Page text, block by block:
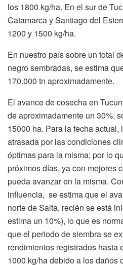
los 1800 kg/ha. En el sur de
Catamarca y Santiago del
1200 y 1500 kg/ha.
En nuestro país sobre un total
negro sembradas, se estima
170.000 tn aproximadamente.
El avance de cosecha en
de aproximadamente un 30%,
15000 ha. Para la fecha
atrasada por las condiciones
óptimas para la misma; por lo
próximos días, ya con mejores
pueda avanzar en la misma.
influencia, se estima que el
norte de Salta, recién se está
estima un 10%), lo que es
que el periodo de siembra se
rendimientos registrados hasta
1000 kg/ha debido a los daños